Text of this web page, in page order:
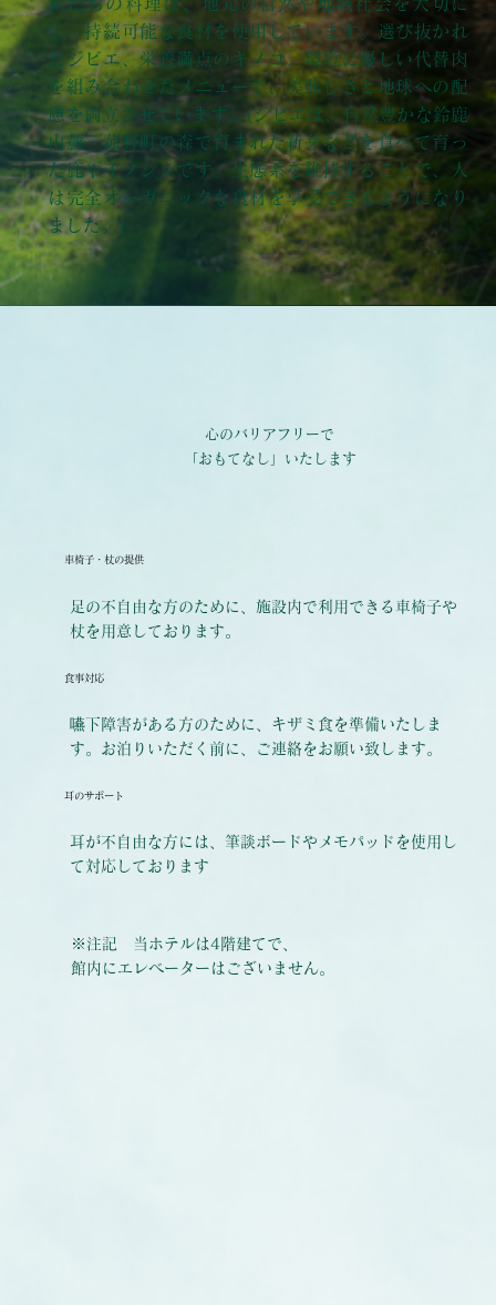
し、持続可能な食材を使用しています。選び抜かれ
たジビエ、栄養満点のキノコ、環境に優しい代替肉
を組み合わせたメニューで、美味しさと地球への配
慮を両立させています。(ジビエは、自然豊かな鈴鹿
山麓・菰野町の森で育まれた新芽などを食べて育っ
た鹿やイノシシです。生態系を維持することで、人
は完全オーガニックな食材を享受できるようになり
ました。）
心のバリアフリーで
「おもてなし」いたします
車椅子・杖の提供
足の不自由な方のために、施設内で利用できる車椅子や
杖を用意しております。
食事対応
嚥下障害がある方のために、キザミ食を準備いたしま
す。お泊りいただく前に、ご連絡をお願い致します。
耳のサポート
耳が不自由な方には、筆談ボードやメモパッドを使用し
て対応しております
※注記 当ホテルは4階建てで、
館内にエレベーターはございません。